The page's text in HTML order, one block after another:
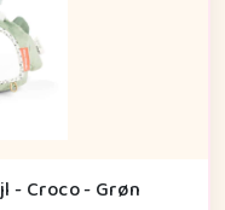
- Croco - Grøn